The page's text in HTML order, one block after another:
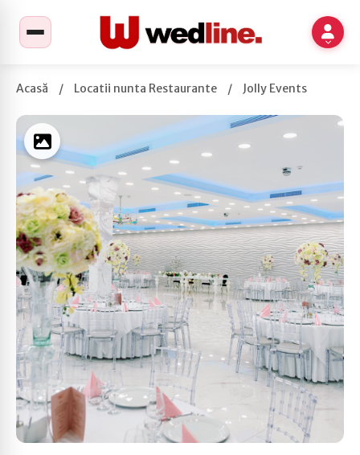
Acasă / Locatii nunta Restaurante / Jolly Events